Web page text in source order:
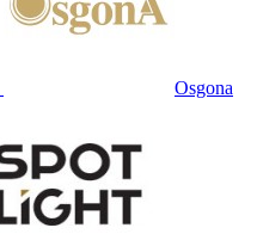
Osgona